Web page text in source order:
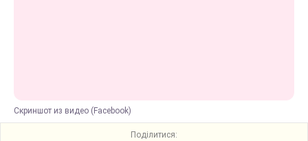
Скриншот из видео (Facebook)
Поділитися: